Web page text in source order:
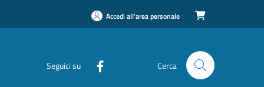
Accedi all'area personale 
Seguici su Cerca